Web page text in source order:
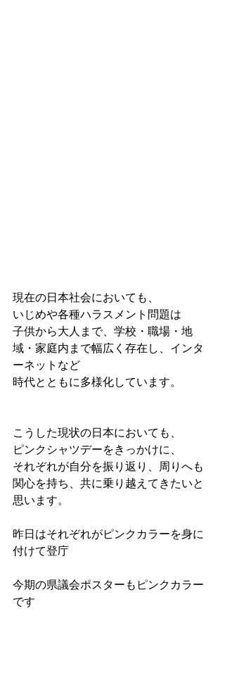
現在の日本社会においても、
いじめや各種ハラスメント問題は
子供から大人まで、学校・職場・地
域・家庭内まで幅広く存在し、インタ
ーネットなど
時代とともに多様化しています。
こうした現状の日本においても、
ピンクシャツデーをきっかけに、
それぞれが自分を振り返り、周りへも
関心を持ち、共に乗り越えてきたいと
思います。
昨日はそれぞれがピンクカラーを身に
付けて登庁
今期の県議会ポスターもピンクカラー
です